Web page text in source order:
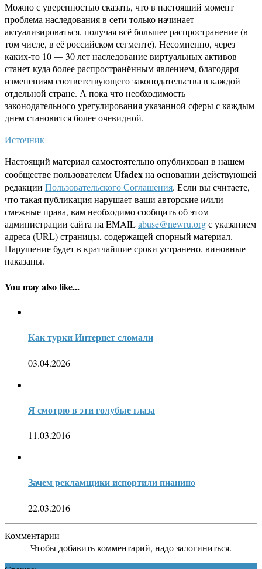
Можно с уверенностью сказать, что в настоящий момент
проблема наследования в сети только начинает
актуализироваться, получая всё большее распространение (в
том числе, в её российском сегменте). Несомненно, через
каких-то 10 — 30 лет наследование виртуальных активов
станет куда более распространённым явлением, благодаря
изменениям соответствующего законодательства в каждой
отдельной стране. А пока что необходимость
законодательного урегулирования указанной сферы с каждым
днем становится более очевидной.
Источник
Настоящий материал самостоятельно опубликован в нашем
сообществе пользователемUfadexна основании действующей
редакции Пользовательского Соглашения. Если вы считаете,
что такая публикация нарушает ваши авторские и/или
смежные права, вам необходимо сообщить об этом
администрации сайта на EMAILabuse@newru.orgс указанием
адреса (URL) страницы, содержащей спорный материал.
Нарушение будет в кратчайшие сроки устранено, виновные
наказаны.
You may also like...
Как турки Интернет сломали
03.04.2026
Я смотрю в эти голубые глаза
11.03.2016
Зачем рекламщики испортили пианино
22.03.2016
Комментарии
Чтобы добавить комментарий, надо залогиниться.